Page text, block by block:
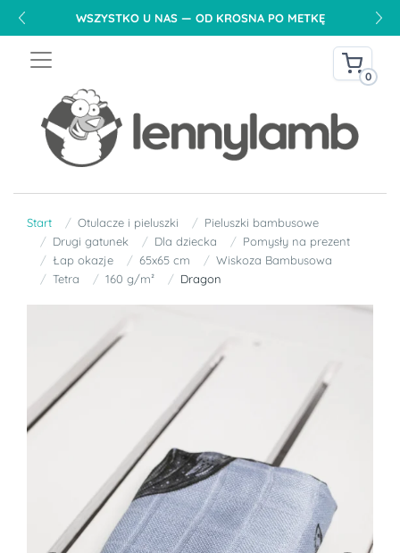
WSZYSTKO U NAS — OD KROSNA PO METKĘ
0
Start Otulacze i pieluszki
Pieluszki bambusowe
Drugi gatunek
Dla dziecka
Pomysły na prezent
Łap okazje
65x65 cm
Wiskoza Bambusowa
Tetra
160 g/m² Dragon